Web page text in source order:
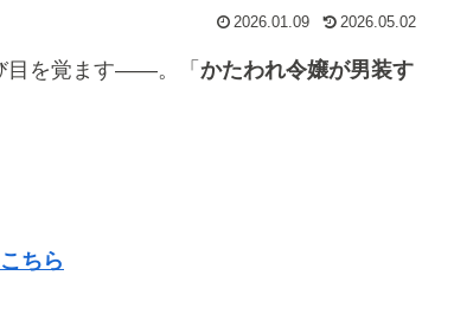
2026.01.09 2026.05.02
目を覚ます――。「 かたわれ令嬢が男装す
ちら